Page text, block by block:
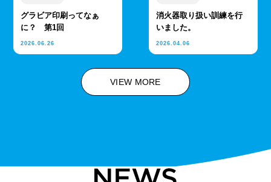
グラビア印刷ってなぁ
に？ 第1回
2026.06.26
消火器取り扱い訓練を行
いました。
2026.04.06
VIEW MORE